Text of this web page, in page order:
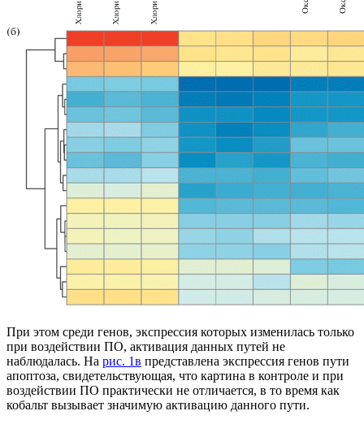
При этом среди генов, экспрессия которых изменилась только
при воздействии ПО, активация данных путей не
наблюдалась. На рис. 1в представлена экспрессия генов пути
апоптоза, свидетельствующая, что картина в контроле и при
воздействии ПО практически не отличается, в то время как
кобальт вызывает значимую активацию данного пути.